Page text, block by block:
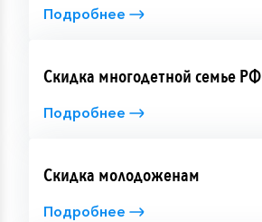
Подробнее
Скидка многодетной семье РФ
Подробнее
Скидка молодоженам
Подробнее